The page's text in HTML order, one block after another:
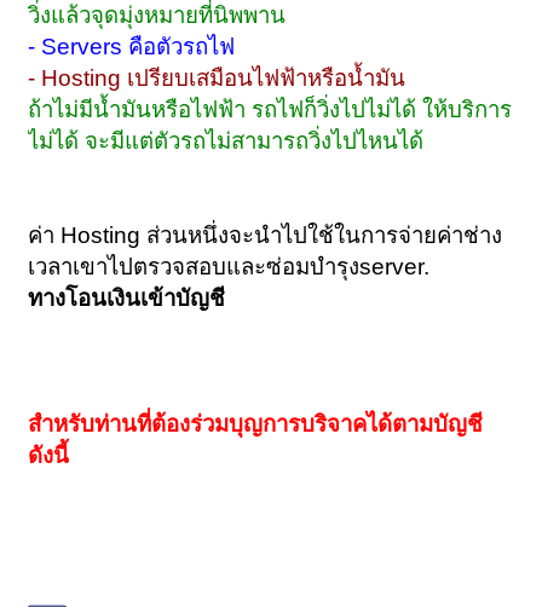
วิ่งแล้วจุดมุ่งหมายที่นิพพาน
- Servers คือตัวรถไฟ
- Hosting เปรียบเสมือนไฟฟ้าหรือน้ำมัน
ถ้าไม่มีน้ำมันหรือไฟฟ้า รถไฟก็วิ่งไปไม่ได้ ให้บริการ
ไม่ได้ จะมีแต่ตัวรถไม่สามารถวิ่งไปไหนได้
ค่า Hosting ส่วนหนึ่งจะนำไปใช้ในการจ่ายค่าช่าง
เวลาเขาไปตรวจสอบและซ่อมบำรุงserver.
ทางโอนเงินเข้าบัญชี
สำหรับท่านที่ต้องร่วมบุญการบริจาคได้ตามบัญชี
ดังนี้